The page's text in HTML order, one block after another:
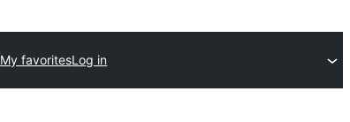
My favoritesLog in